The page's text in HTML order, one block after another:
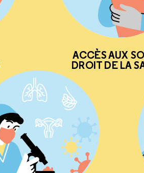
ACCÈS AUX
DROIT DE LA